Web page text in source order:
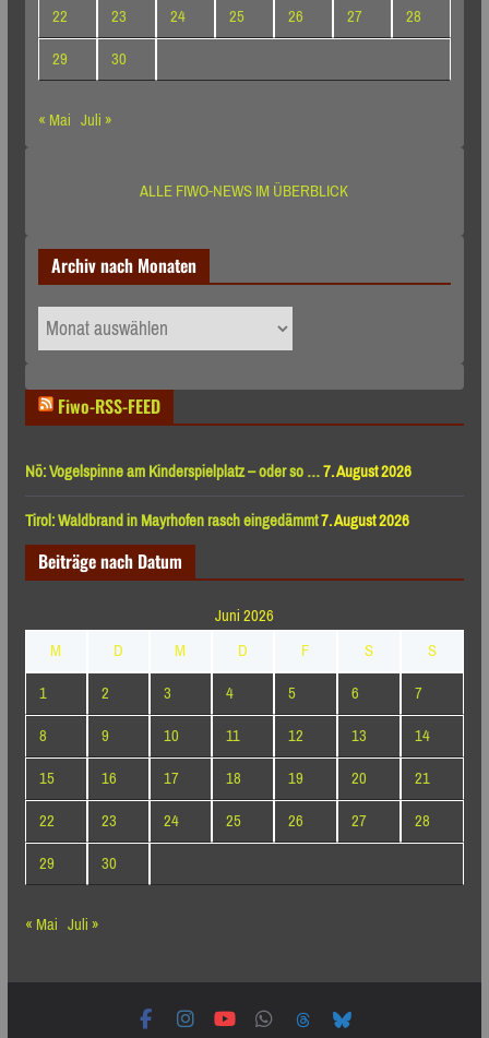
22
23 24 25 26 27
28
29
30
« Mai Juli »
ALLE FIWO-NEWS IM ÜBERBLICK
Archiv nach Monaten
Archiv
nach
Fiwo-RSS-FEED
Nö: Vogelspinne am Kinderspielplatz – oder so …7. August 2026
Tirol: Waldbrand in Mayrhofen rasch eingedämmt7. August 2026
Beiträge nach Datum
Juni 2026
M
D M D F S
S
1
2 3 4 5 6
7
8
9 10 11 12 13
14
15
16 17 18 19 20
21
22
23 24 25 26 27
28
29
30
« Mai Juli »